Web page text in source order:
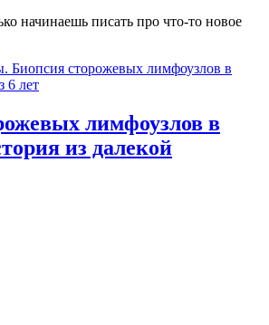
начинаешь писать про что-то новое
лимфоузлов в
из далекой